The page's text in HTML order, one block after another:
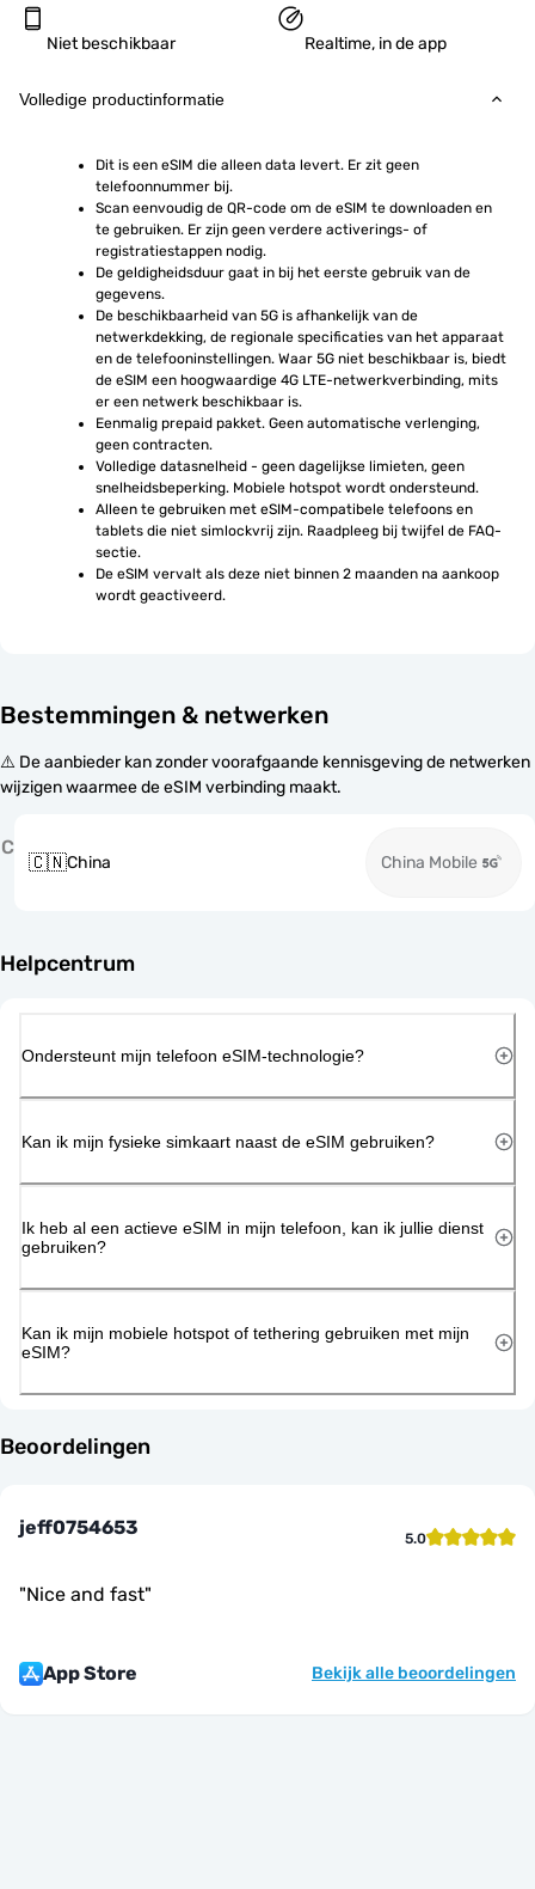
Niet beschikbaar Realtime, in de app
Volledige productinformatie
Dit is een eSIM die alleen data levert. Er zit geen
telefoonnummer bij.
Scan eenvoudig de QR-code om de eSIM te downloaden en
te gebruiken. Er zijn geen verdere activerings- of
registratiestappen nodig.
De geldigheidsduur gaat in bij het eerste gebruik van de
gegevens.
De beschikbaarheid van 5G is afhankelijk van de
netwerkdekking, de regionale specificaties van het apparaat
en de telefooninstellingen. Waar 5G niet beschikbaar is, biedt
de eSIM een hoogwaardige 4G LTE-netwerkverbinding, mits
er een netwerk beschikbaar is.
Eenmalig prepaid pakket. Geen automatische verlenging,
geen contracten.
Volledige datasnelheid - geen dagelijkse limieten, geen
snelheidsbeperking. Mobiele hotspot wordt ondersteund.
Alleen te gebruiken met eSIM-compatibele telefoons en
tablets die niet simlockvrij zijn. Raadpleeg bij twijfel de FAQ-
sectie.
De eSIM vervalt als deze niet binnen 2 maanden na aankoop
wordt geactiveerd.
Bestemmingen & netwerken
⚠️ De aanbieder kan zonder voorafgaande kennisgeving de netwerken
wijzigen waarmee de eSIM verbinding maakt.
C
🇨🇳China China Mobile
Helpcentrum
Ondersteunt mijn telefoon eSIM-technologie?
Kan ik mijn fysieke simkaart naast de eSIM gebruiken?
Ik heb al een actieve eSIM in mijn telefoon, kan ik jullie dienst
gebruiken?
Kan ik mijn mobiele hotspot of tethering gebruiken met mijn
eSIM?
Beoordelingen
jeff0754653 5.0
"Nice and fast"
App Store Bekijk alle beoordelingen